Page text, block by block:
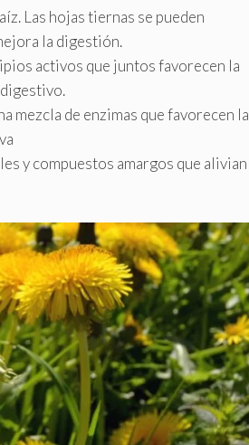
Las hojas tiernas se pueden
la digestión.
activos que juntos favorecen la
mezcla de enzimas que favorecen la
y compuestos amargos que alivian